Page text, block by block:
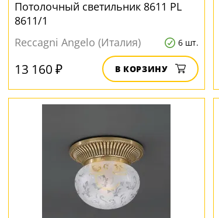
Потолочный светильник 8611 PL
8611/1
Reccagni Angelo (Италия)
6 шт.
13 160 ₽ В КОРЗИНУ